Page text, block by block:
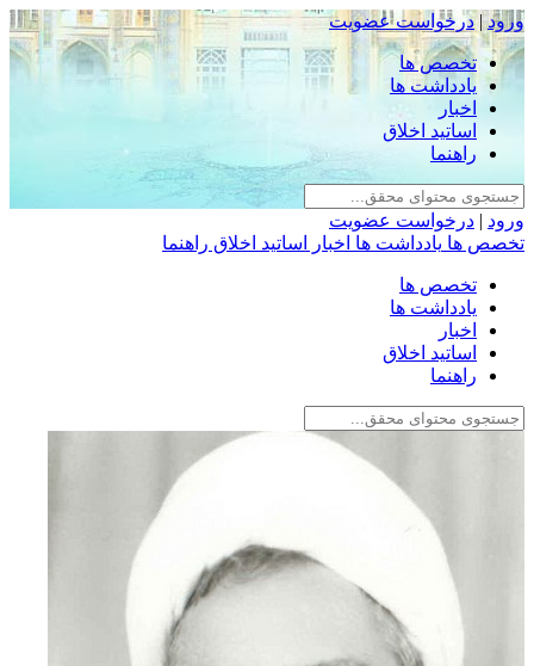
ورود| درخواست عضویت
تخصص ها
یادداشت ها
اخبار
اساتید اخلاق
راهنما
ورود | درخواست عضویت
تخصص ها یادداشت ها اخبار اساتید اخلاق راهنما
تخصص ها
یادداشت ها
اخبار
اساتید اخلاق
راهنما